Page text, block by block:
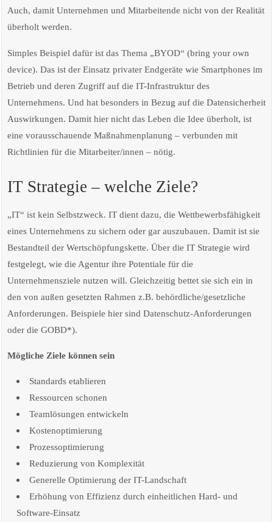
Auch, damit Unternehmen und Mitarbeitende nicht von der Realität
überholt werden.
Simples Beispiel dafür ist das Thema „BYOD“ (bring your own
device). Das ist der Einsatz privater Endgeräte wie Smartphones im
Betrieb und deren Zugriff auf die IT-Infrastruktur des
Unternehmens. Und hat besonders in Bezug auf die Datensicherheit
Auswirkungen. Damit hier nicht das Leben die Idee überholt, ist
eine vorausschauende Maßnahmenplanung – verbunden mit
Richtlinien für die Mitarbeiter/innen – nötig.
IT Strategie – welche Ziele?
„IT“ ist kein Selbstzweck. IT dient dazu, die Wettbewerbsfähigkeit
eines Unternehmens zu sichern oder gar auszubauen. Damit ist sie
Bestandteil der Wertschöpfungskette. Über die IT Strategie wird
festgelegt, wie die Agentur ihre Potentiale für die
Unternehmensziele nutzen will. Gleichzeitig bettet sie sich ein in
den von außen gesetzten Rahmen z.B. behördliche/gesetzliche
Anforderungen. Beispiele hier sind Datenschutz-Anforderungen
oder die GOBD*).
Mögliche Ziele können sein
Standards etablieren
Ressourcen schonen
Teamlösungen entwickeln
Kostenoptimierung
Prozessoptimierung
Reduzierung von Komplexität
Generelle Optimierung der IT-Landschaft
Erhöhung von Effizienz durch einheitlichen Hard- und
Software-Einsatz